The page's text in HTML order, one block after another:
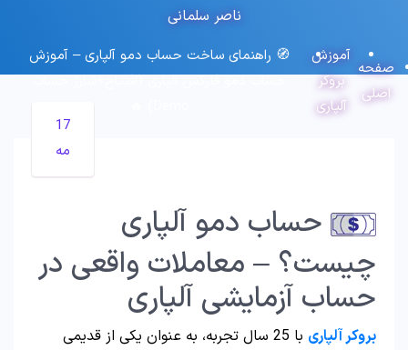
ناصر سلمانی
صفحه
اصلی
آموزش
بروکر
آلپاری
🧭 راهنمای ساخت حساب دمو آلپاری – آموزش
حساب دمو فارکس الپاری (افتتاح+شارژ حساب
17
مه
حساب دمو آلپاری
چیست؟ – معاملات واقعی در
حساب آزمایشی آلپاری
بروکر آلپاری
با 25 سال تجربه، به عنوان یکی از قدیمی